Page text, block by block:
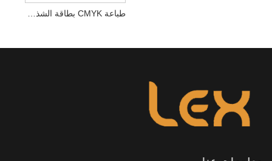
طباعة CMYK بطاقة الشذوذ البلاستيكية البلاستيكية ذات الحجم غير الطبيعي